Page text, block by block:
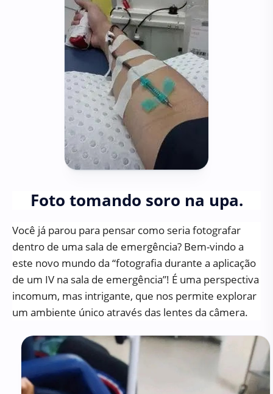
Foto tomando soro na upa.
Você já parou para pensar como seria fotografar
dentro de uma sala de emergência? Bem-vindo a
este novo mundo da “fotografia durante a aplicação
de um IV na sala de emergência”! É uma perspectiva
incomum, mas intrigante, que nos permite explorar
um ambiente único através das lentes da câmera.